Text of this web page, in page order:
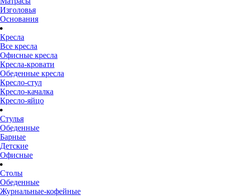
Изголовья
Основания
Кресла
Все кресла
Офисные кресла
Кресла-кровати
Обеденные кресла
Кресло-стул
Кресло-качалка
Кресло-яйцо
Стулья
Обеденные
Барные
Детские
Офисные
Столы
Обеденные
Журнальные-кофейные